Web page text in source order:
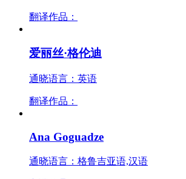
翻译作品：
爱丽丝·格伦迪
通晓语言：英语
翻译作品：
Ana Goguadze
通晓语言：格鲁吉亚语,汉语